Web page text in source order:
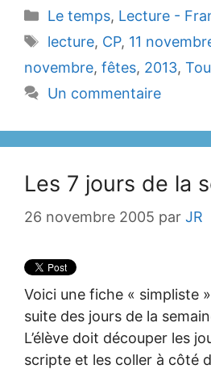
Catégories
Le temps, Lecture -
Étiquettes
lecture, CP, 11
novembre, fêtes, 2013,
Un commentaire
Les 7 jours de la
26 novembre 2005 par JR
Voici une fiche « simpliste
suite des jours de la
L’élève doit découper les
scripte et les coller à côté